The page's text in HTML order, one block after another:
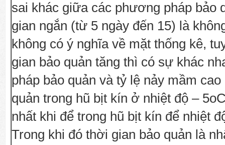
sai khác giữa các phương pháp bảo
gian ngắn (từ 5 ngày đến 15) là
không có ý nghĩa về mặt thống kê,
gian bảo quản tăng thì có sự khác
pháp bảo quản và tỷ lệ nảy mầm
quản trong hũ bịt kín ở nhiệt độ –
nhất khi để trong hũ bịt kín để nhiệt
Trong khi đó thời gian bảo quản là